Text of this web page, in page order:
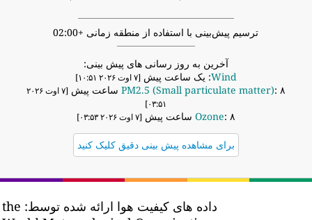
ترسیم پیش‌بینی با استفاده از منطقه زمانی +02:00
آخرین به روز رسانی های پیش بینی:
Wind: یک ساعت پیش
PM2.5 (Small particulate matter) : ۸ ساعت پیش
[۷ اوت ۲۰۲۶
۰۳:۵۱]
Ozone : ۸ ساعت پیش
برای مشاهده پیش بینی دقیق کلیک کنید
داده های کیفیت هوا ارائه شده توسط: the